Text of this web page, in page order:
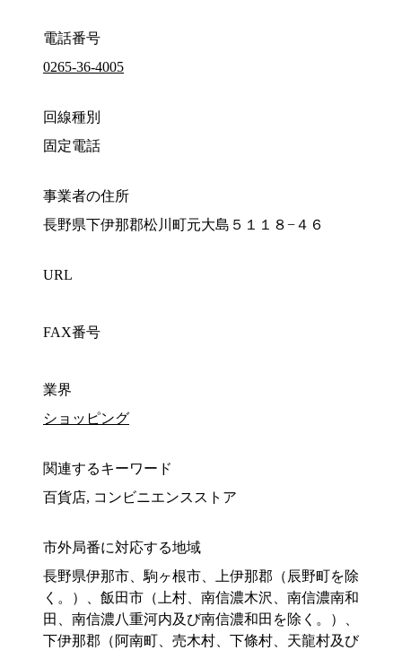
電話番号
0265-36-4005
回線種別
固定電話
事業者の住所
長野県下伊那郡松川町元大島５１１８−４６
URL
FAX番号
業界
ショッピング
関連するキーワード
百貨店, コンビニエンスストア
市外局番に対応する地域
長野県伊那市、駒ヶ根市、上伊那郡（辰野町を除
く。）、飯田市（上村、南信濃木沢、南信濃南和
田、南信濃八重河内及び南信濃和田を除く。）、
下伊那郡（阿南町、売木村、下條村、天龍村及び